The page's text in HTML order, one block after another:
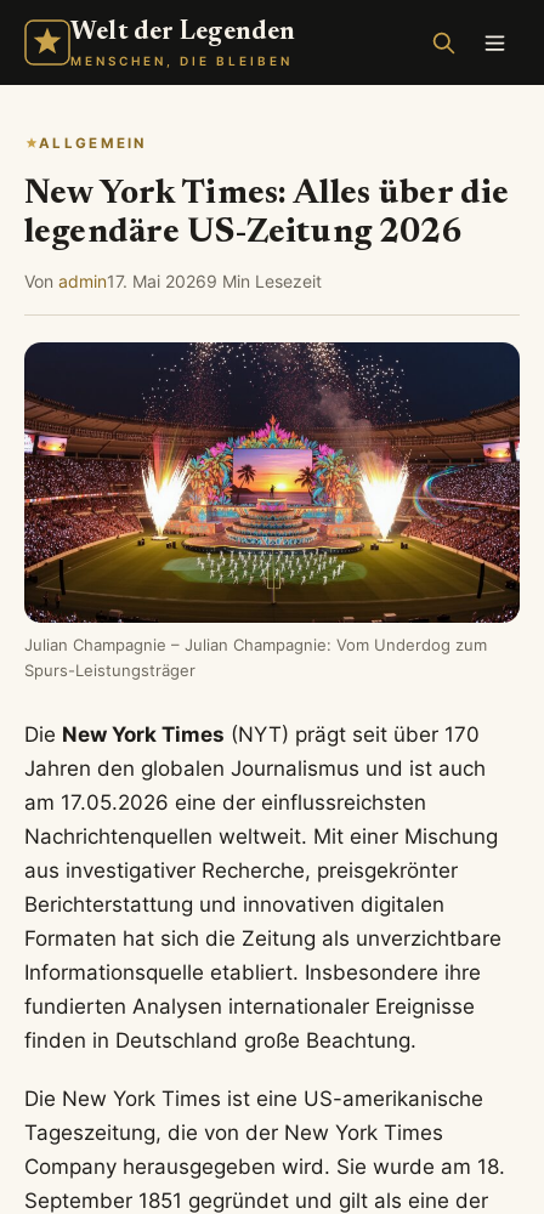
Welt der Legenden
MENSCHEN, DIE BLEIBEN
ALLGEMEIN
New York Times: Alles über die
legendäre US-Zeitung 2026
Von admin17. Mai 20269 Min Lesezeit
Julian Champagnie – Julian Champagnie: Vom Underdog zum
Spurs-Leistungsträger
Die New York Times (NYT) prägt seit über 170
Jahren den globalen Journalismus und ist auch
am 17.05.2026 eine der einflussreichsten
Nachrichtenquellen weltweit. Mit einer Mischung
aus investigativer Recherche, preisgekrönter
Berichterstattung und innovativen digitalen
Formaten hat sich die Zeitung als unverzichtbare
Informationsquelle etabliert. Insbesondere ihre
fundierten Analysen internationaler Ereignisse
finden in Deutschland große Beachtung.
Die New York Times ist eine US-amerikanische
Tageszeitung, die von der New York Times
Company herausgegeben wird. Sie wurde am 18.
September 1851 gegründet und gilt als eine der